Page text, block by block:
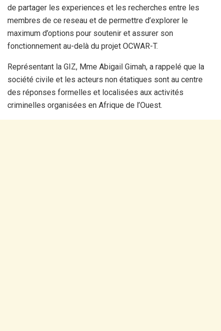
de partager les experiences et les recherches entre les
membres de ce reseau et de permettre d’explorer le
maximum d’options pour soutenir et assurer son
fonctionnement au-delà du projet OCWAR-T.
Représentant la GIZ, Mme Abigail Gimah, a rappelé que la
société civile et les acteurs non étatiques sont au centre
des réponses formelles et localisées aux activités
criminelles organisées en Afrique de l’Ouest.